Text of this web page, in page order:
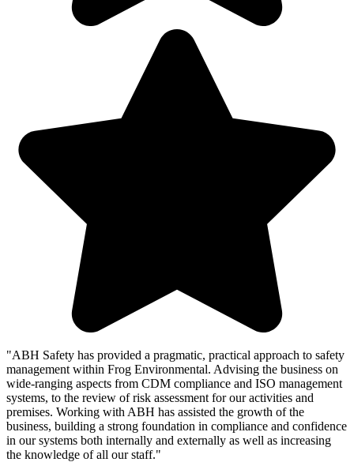
"ABH Safety has provided a pragmatic, practical approach to safety
management within Frog Environmental. Advising the business on
wide-ranging aspects from CDM compliance and ISO management
systems, to the review of risk assessment for our activities and
premises. Working with ABH has assisted the growth of the
business, building a strong foundation in compliance and confidence
in our systems both internally and externally as well as increasing
the knowledge of all our staff."